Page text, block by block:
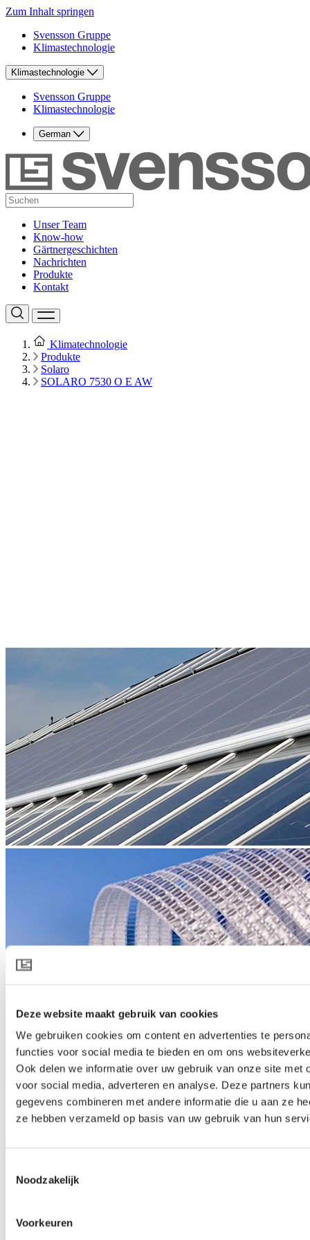
Deze website maakt gebruik van cookies
We gebruiken cookies om content en advertenties te
functies voor social media te bieden en om ons
Ook delen we informatie over uw gebruik van onze site met
voor social media, adverteren en analyse. Deze partners
gegevens combineren met andere informatie die u aan ze
ze hebben verzameld op basis van uw gebruik van hun
Noodzakelijk
Voorkeuren
Zum Inhalt springen
Svensson Gruppe
Klimastechnologie
Klimastechnologie
Svensson Gruppe
Klimastechnologie
German
Unser Team
Know-how
Gärtnergeschichten
Nachrichten
Produkte
Kontakt
Klimatechnologie
Produkte
Solaro
SOLARO 7530 O E AW
SOLARO 7530 O E AW
Außenschattierung und Wetterschutz
Außenschirm, der die Pflanzen vor ungünstigen Temperatur- und